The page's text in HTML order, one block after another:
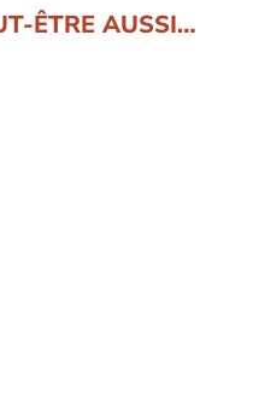
ÊTRE AUSSI…